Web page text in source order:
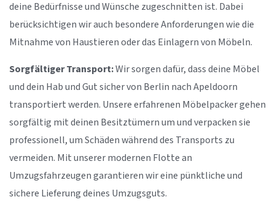
deine Bedürfnisse und Wünsche zugeschnitten ist. Dabei
berücksichtigen wir auch besondere Anforderungen wie die
Mitnahme von Haustieren oder das Einlagern von Möbeln.
Sorgfältiger Transport:Wir sorgen dafür, dass deine Möbel
und dein Hab und Gut sicher von Berlin nach Apeldoorn
transportiert werden. Unsere erfahrenen Möbelpacker gehen
sorgfältig mit deinen Besitztümern um und verpacken sie
professionell, um Schäden während des Transports zu
vermeiden. Mit unserer modernen Flotte an
Umzugsfahrzeugen garantieren wir eine pünktliche und
sichere Lieferung deines Umzugsguts.